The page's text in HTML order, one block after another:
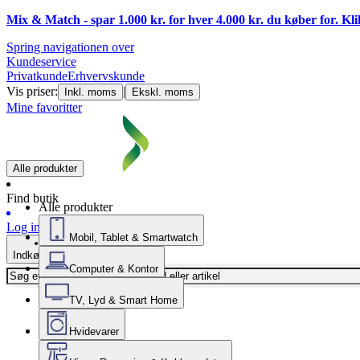
Mix & Match - spar 1.000 kr. for hver 4.000 kr. du køber for.
Spring navigationen over
Kundeservice
PrivatkundeErhvervskunde
Vis priser:
Inkl. moms | Ekskl. moms
Mine favoritter
Alle produkter
Find butik
Log ind
Indkøbskurv
Alle produkter
Mobil, Tablet & Smartwatch
Computer & Kontor
TV, Lyd & Smart Home
Hvidevarer